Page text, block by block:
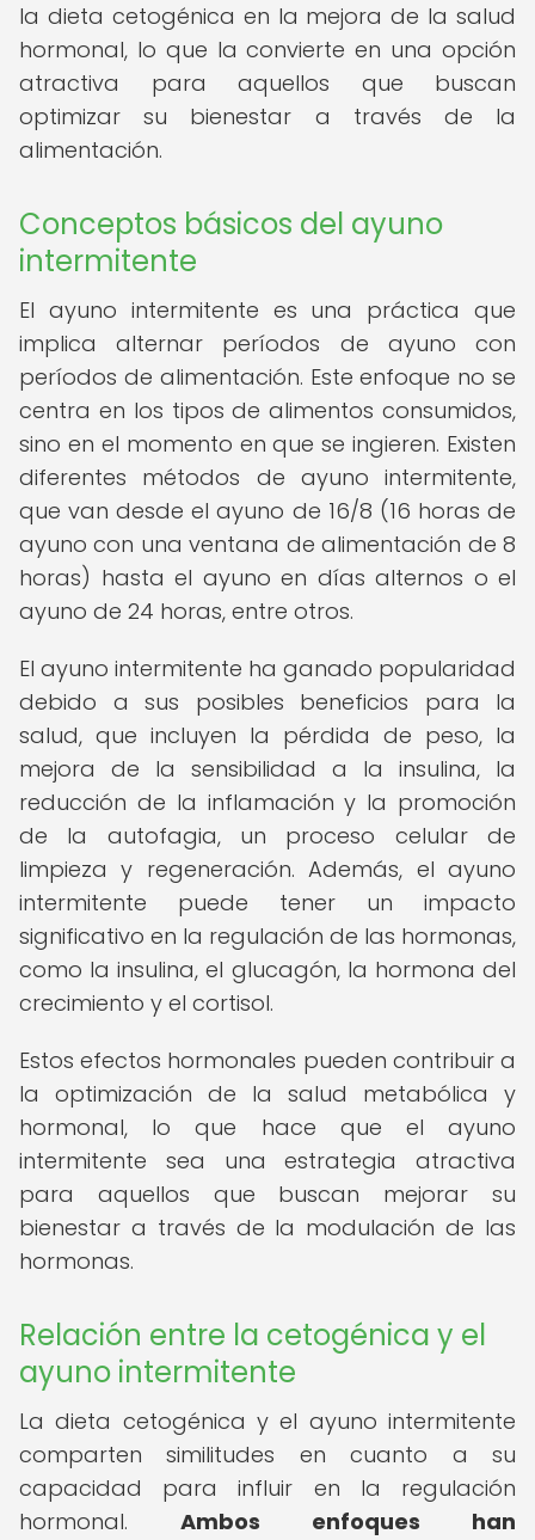
la dieta cetogénica en la mejora de la salud
hormonal, lo que la convierte en una opción
atractiva para aquellos que buscan
optimizar su bienestar a través de la
alimentación.
Conceptos básicos del ayuno
intermitente
El ayuno intermitente es una práctica que
implica alternar períodos de ayuno con
períodos de alimentación. Este enfoque no se
centra en los tipos de alimentos consumidos,
sino en el momento en que se ingieren. Existen
diferentes métodos de ayuno intermitente,
que van desde el ayuno de 16/8 (16 horas de
ayuno con una ventana de alimentación de 8
horas) hasta el ayuno en días alternos o el
ayuno de 24 horas, entre otros.
El ayuno intermitente ha ganado popularidad
debido a sus posibles beneficios para la
salud, que incluyen la pérdida de peso, la
mejora de la sensibilidad a la insulina, la
reducción de la inflamación y la promoción
de la autofagia, un proceso celular de
limpieza y regeneración. Además, el ayuno
intermitente puede tener un impacto
significativo en la regulación de las hormonas,
como la insulina, el glucagón, la hormona del
crecimiento y el cortisol.
Estos efectos hormonales pueden contribuir a
la optimización de la salud metabólica y
hormonal, lo que hace que el ayuno
intermitente sea una estrategia atractiva
para aquellos que buscan mejorar su
bienestar a través de la modulación de las
hormonas.
Relación entre la cetogénica y el
ayuno intermitente
La dieta cetogénica y el ayuno intermitente
comparten similitudes en cuanto a su
capacidad para influir en la regulación
hormonal. Ambos enfoques han